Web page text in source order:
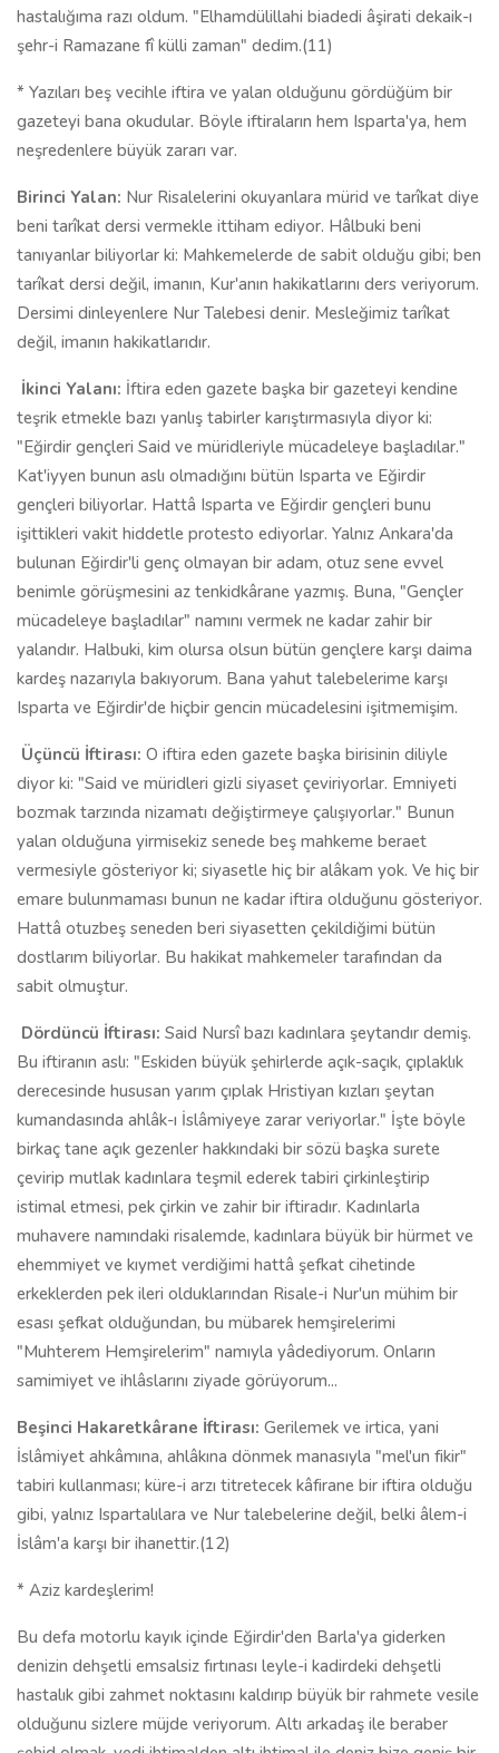
hastalığıma razı oldum. "Elhamdülillahi biadedi âşirati dekaik-ı
şehr-i Ramazane fî külli zaman" dedim.(11)
* Yazıları beş vecihle iftira ve yalan olduğunu gördüğüm bir
gazeteyi bana okudular. Böyle iftiraların hem Isparta'ya, hem
neşredenlere büyük zararı var.
Birinci Yalan: Nur Risalelerini okuyanlara mürid ve tarîkat diye
beni tarîkat dersi vermekle ittiham ediyor. Hâlbuki beni
tanıyanlar biliyorlar ki: Mahkemelerde de sabit olduğu gibi; ben
tarîkat dersi değil, imanın, Kur'anın hakikatlarını ders veriyorum.
Dersimi dinleyenlere Nur Talebesi denir. Mesleğimiz tarîkat
değil, imanın hakikatlarıdır.
İkinci Yalanı: İftira eden gazete başka bir gazeteyi kendine
teşrik etmekle bazı yanlış tabirler karıştırmasıyla diyor ki:
"Eğirdir gençleri Said ve müridleriyle mücadeleye başladılar."
Kat'iyyen bunun aslı olmadığını bütün Isparta ve Eğirdir
gençleri biliyorlar. Hattâ Isparta ve Eğirdir gençleri bunu
işittikleri vakit hiddetle protesto ediyorlar. Yalnız Ankara'da
bulunan Eğirdir'li genç olmayan bir adam, otuz sene evvel
benimle görüşmesini az tenkidkârane yazmış. Buna, "Gençler
mücadeleye başladılar" namını vermek ne kadar zahir bir
yalandır. Halbuki, kim olursa olsun bütün gençlere karşı daima
kardeş nazarıyla bakıyorum. Bana yahut talebelerime karşı
Isparta ve Eğirdir'de hiçbir gencin mücadelesini işitmemişim.
Üçüncü İftirası: O iftira eden gazete başka birisinin diliyle
diyor ki: "Said ve müridleri gizli siyaset çeviriyorlar. Emniyeti
bozmak tarzında nizamatı değiştirmeye çalışıyorlar." Bunun
yalan olduğuna yirmisekiz senede beş mahkeme beraet
vermesiyle gösteriyor ki; siyasetle hiç bir alâkam yok. Ve hiç bir
emare bulunmaması bunun ne kadar iftira olduğunu gösteriyor.
Hattâ otuzbeş seneden beri siyasetten çekildiğimi bütün
dostlarım biliyorlar. Bu hakikat mahkemeler tarafından da
sabit olmuştur.
Dördüncü İftirası: Said Nursî bazı kadınlara şeytandır demiş.
Bu iftiranın aslı: "Eskiden büyük şehirlerde açık-saçık, çıplaklık
derecesinde hususan yarım çıplak Hristiyan kızları şeytan
kumandasında ahlâk-ı İslâmiyeye zarar veriyorlar." İşte böyle
birkaç tane açık gezenler hakkındaki bir sözü başka surete
çevirip mutlak kadınlara teşmil ederek tabiri çirkinleştirip
istimal etmesi, pek çirkin ve zahir bir iftiradır. Kadınlarla
muhavere namındaki risalemde, kadınlara büyük bir hürmet ve
ehemmiyet ve kıymet verdiğimi hattâ şefkat cihetinde
erkeklerden pek ileri olduklarından Risale-i Nur'un mühim bir
esası şefkat olduğundan, bu mübarek hemşirelerimi
"Muhterem Hemşirelerim" namıyla yâdediyorum. Onların
samimiyet ve ihlâslarını ziyade görüyorum...
Beşinci Hakaretkârane İftirası: Gerilemek ve irtica, yani
İslâmiyet ahkâmına, ahlâkına dönmek manasıyla "mel'un fikir"
tabiri kullanması; küre-i arzı titretecek kâfirane bir iftira olduğu
gibi, yalnız Ispartalılara ve Nur talebelerine değil, belki âlem-i
İslâm'a karşı bir ihanettir.(12)
* Aziz kardeşlerim!
Bu defa motorlu kayık içinde Eğirdir'den Barla'ya giderken
denizin dehşetli emsalsiz fırtınası leyle-i kadirdeki dehşetli
hastalık gibi zahmet noktasını kaldırıp büyük bir rahmete vesile
olduğunu sizlere müjde veriyorum. Altı arkadaş ile beraber